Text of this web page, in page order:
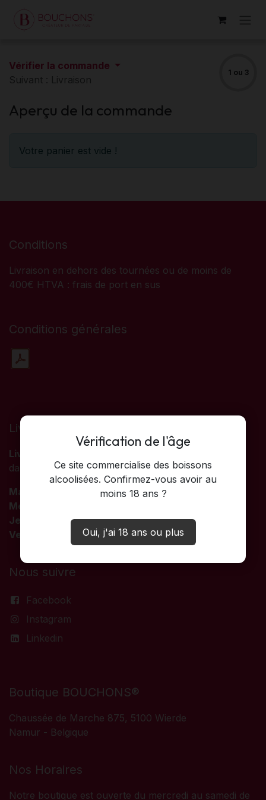
Vérification de l'âge
Ce site commercialise des boissons
alcoolisées. Confirmez-vous avoir au
moins 18 ans ?
Oui, j'ai 18 ans ou plus
Se rendre au contenu
Vérifier la commande
Suivant : Livraison
1 ou 3
Aperçu de la commande
Votre panier est vide !
Conditions
Livraison en dehors des tournées ou de moins de
400€ HTVA : frais de port en sus
Conditions générales
Livraison
Livraison gratuite
dans la tournée de votre province :
Mardi
Mercredi
Jeudi
: Brabant Wallon / Liège
Vendredi
: Luxembourg
Nous suivre
Facebook
Instagram
Linkedin
Boutique BOUCHONS®
Chaussée de Marche 875, 5100 Wierde
Namur - Belgique
Nos Horaires
Notre boutique est ouverte du mercredi au samedi de